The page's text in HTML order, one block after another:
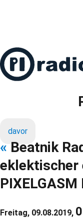
davor
« Beatnik
eklektischer
Freitag, 09.08.2019,